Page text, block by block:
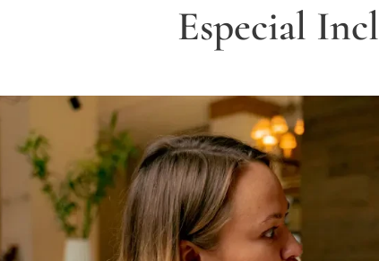
Especial